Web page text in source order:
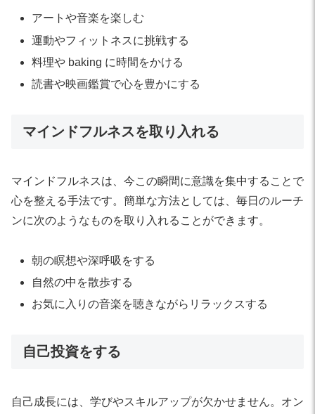
アートや音楽を楽しむ
運動やフィットネスに挑戦する
料理や baking に時間をかける
読書や映画鑑賞で心を豊かにする
マインドフルネスを取り入れる
マインドフルネスは、今この瞬間に意識を集中することで
心を整える手法です。簡単な方法としては、毎日のルーチ
ンに次のようなものを取り入れることができます。
朝の瞑想や深呼吸をする
自然の中を散歩する
お気に入りの音楽を聴きながらリラックスする
自己投資をする
自己成長には、学びやスキルアップが欠かせません。オン